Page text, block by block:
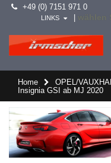
+49 (0) 7151 971 0
LINKS
Home OPEL/
Insignia GSI ab MJ 2020